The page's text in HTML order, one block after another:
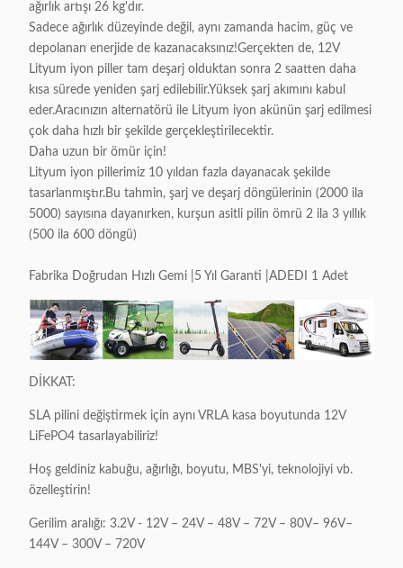
ağırlık artışı 26 kg'dır.
Sadece ağırlık düzeyinde değil, aynı zamanda hacim, güç ve
depolanan enerjide de kazanacaksınız!Gerçekten de, 12V
Lityum iyon piller tam deşarj olduktan sonra 2 saatten daha
kısa sürede yeniden şarj edilebilir.Yüksek şarj akımını kabul
eder.Aracınızın alternatörü ile Lityum iyon akünün şarj edilmesi
çok daha hızlı bir şekilde gerçekleştirilecektir.
Daha uzun bir ömür için!
Lityum iyon pillerimiz 10 yıldan fazla dayanacak şekilde
tasarlanmıştır.Bu tahmin, şarj ve deşarj döngülerinin (2000 ila
5000) sayısına dayanırken, kurşun asitli pilin ömrü 2 ila 3 yıllık
(500 ila 600 döngü)
Fabrika Doğrudan Hızlı Gemi |5 Yıl Garanti |ADEDI 1 Adet
DİKKAT:
SLA pilini değiştirmek için aynı VRLA kasa boyutunda 12V
LiFePO4 tasarlayabiliriz!
Hoş geldiniz kabuğu, ağırlığı, boyutu, MBS'yi, teknolojiyi vb.
özelleştirin!
Gerilim aralığı: 3.2V - 12V – 24V – 48V – 72V – 80V– 96V–
144V – 300V – 720V